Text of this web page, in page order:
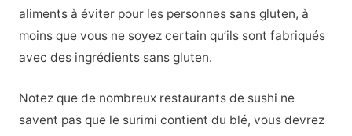
aliments à éviter pour les personnes sans gluten, à
moins que vous ne soyez certain qu’ils sont fabriqués
avec des ingrédients sans gluten.
Notez que de nombreux restaurants de sushi ne
savent pas que le surimi contient du blé, vous devrez